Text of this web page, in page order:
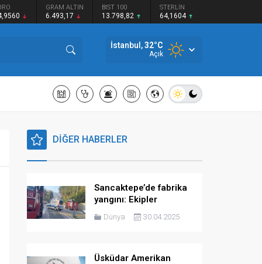
GRAM ALTIN
6.493,17
BIST 100
13.798,82
STERLİN
64,1604
İstanbul,32°C
Açık
DİĞER HABERLER
Sancaktepe’de fabrika
yangını: Ekipler
müdahale ediyor
Dünya 30.04.2025
Üsküdar Amerikan